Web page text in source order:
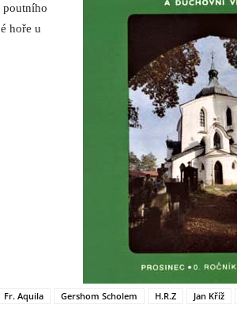
poutního
hoře u
Fr. Aquila Gershom Scholem H.R.Z Jan Kříž
Připravujeme II.
HORUS - 16.5.2026